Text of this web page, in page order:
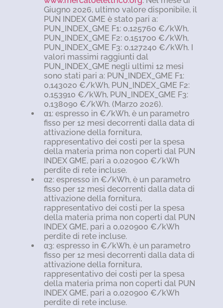
Giugno 2026, ultimo valore disponibile, il
PUN INDEX GME è stato pari a:
PUN_INDEX_GME F1: 0,125760 €/kWh,
PUN_INDEX_GME F2: 0,151700 €/kWh,
PUN_INDEX_GME F3: 0,127240 €/kWh. I
valori massimi raggiunti dal
PUN_INDEX_GME negli ultimi 12 mesi
sono stati pari a: PUN_INDEX_GME F1:
0,143020 €/kWh, PUN_INDEX_GME F2:
0,153910 €/kWh, PUN_INDEX_GME F3:
0,138090 €/kWh. (Marzo 2026).
α1: espresso in €/kWh, è un parametro
fisso per 12 mesi decorrenti dalla data di
attivazione della fornitura,
rappresentativo dei costi per la spesa
della materia prima non coperti dal PUN
INDEX GME, pari a 0,020900 €/kWh
perdite di rete incluse.
α2: espresso in €/kWh, è un parametro
fisso per 12 mesi decorrenti dalla data di
attivazione della fornitura,
rappresentativo dei costi per la spesa
della materia prima non coperti dal PUN
INDEX GME, pari a 0,020900 €/kWh
perdite di rete incluse.
α3: espresso in €/kWh, è un parametro
fisso per 12 mesi decorrenti dalla data di
attivazione della fornitura,
rappresentativo dei costi per la spesa
della materia prima non coperti dal PUN
INDEX GME, pari a 0,020900 €/kWh
perdite di rete incluse.